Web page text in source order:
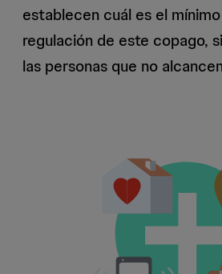
establecen cuál es el
regulación de este copago,
las personas que no